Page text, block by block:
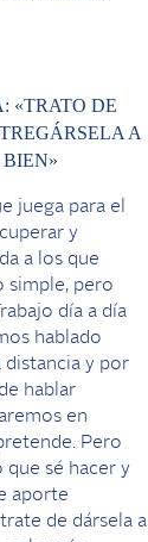
«TRATO DE
A
juega para el
y
a los que
simple, pero
día a día
hablado
distancia y por
hablar
en
Pero
que sé hacer y
aporte
de dársela a